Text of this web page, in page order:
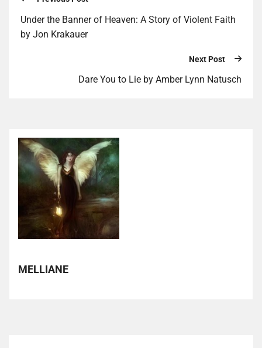
Under the Banner of Heaven: A Story of Violent Faith
by Jon Krakauer
Next Post
Dare You to Lie by Amber Lynn Natusch
MELLIANE